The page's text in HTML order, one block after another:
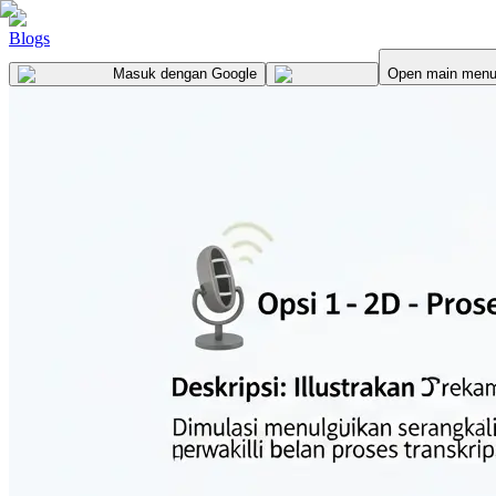
Blogs
Masuk dengan Google Open main menu